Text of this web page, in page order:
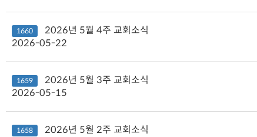
1660
2026년 5월 4주 교회소식
2026-05-22
1659
2026년 5월 3주 교회소식
2026-05-15
1658
2026년 5월 2주 교회소식